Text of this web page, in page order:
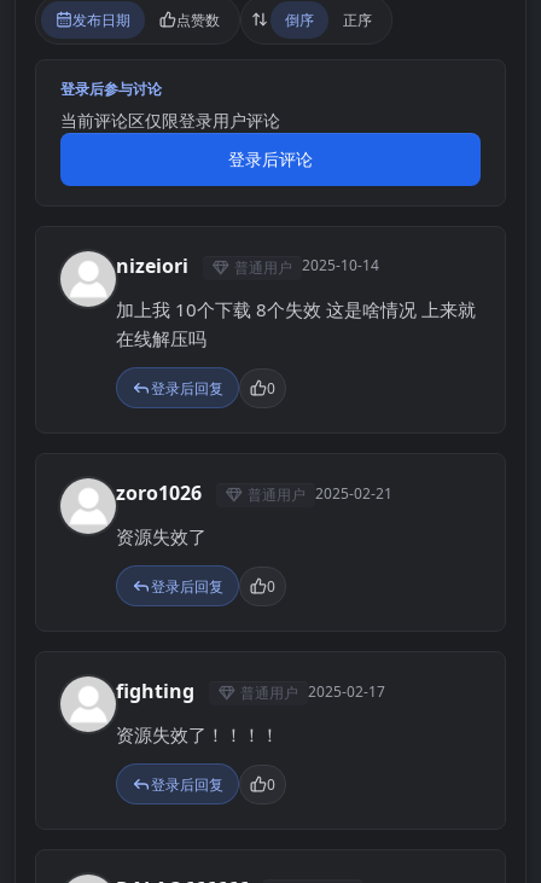
发布日期 点赞数 倒序 正序
登录后参与讨论
当前评论区仅限登录用户评论
登录后评论
N nizeiori 普通用户 2025-10-14
加上我 10个下载 8个失效 这是啥情况 上来就
在线解压吗
登录后回复 0
Z zoro1026 普通用户 2025-02-21
资源失效了
登录后回复 0
F fighting 普通用户 2025-02-17
资源失效了！！！！
登录后回复 0